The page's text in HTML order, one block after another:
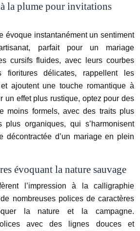
la plume pour invitations
évoque instantanément un sentiment
parfait pour un mariage
cursifs fluides, avec leurs courbes
fioritures délicates, rappellent les
ajoutent une touche romantique à
un effet plus rustique, optez pour des
moins formels, avec des traits plus
organiques, qui s’harmonisent
décontractée d’un mariage en plein
évoquant la nature sauvage
l’impression à la calligraphie
nombreuses polices de caractères
la nature et la campagne.
avec des lignes douces et